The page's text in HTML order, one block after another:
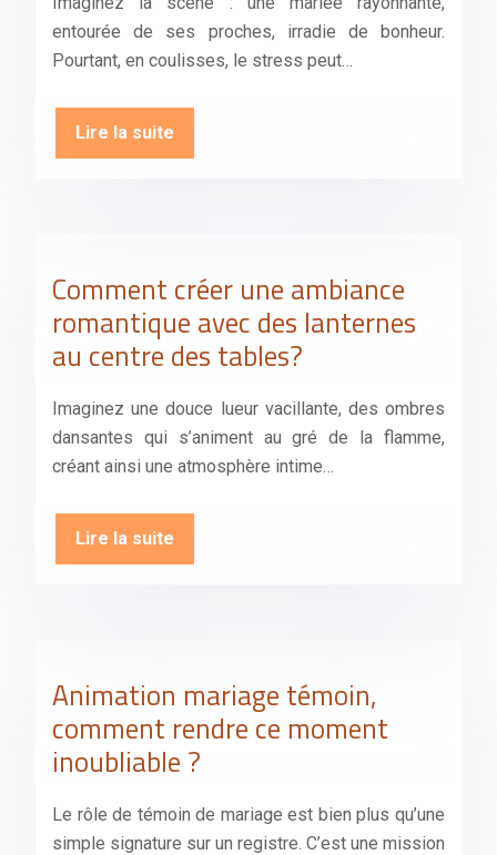
entourée de ses proches, irradie de bonheur.
Pourtant, en coulisses, le stress peut…
Lire la suite
Comment créer une ambiance
romantique avec des lanternes
au centre des tables?
Imaginez une douce lueur vacillante, des ombres
dansantes qui s’animent au gré de la flamme,
créant ainsi une atmosphère intime…
Lire la suite
Animation mariage témoin,
comment rendre ce moment
inoubliable ?
Le rôle de témoin de mariage est bien plus qu’une
simple signature sur un registre. C’est une mission